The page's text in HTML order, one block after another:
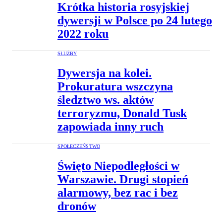
Krótka historia rosyjskiej
dywersji w Polsce po 24 lutego
2022 roku
SŁUŻBY
Dywersja na kolei.
Prokuratura wszczyna
śledztwo ws. aktów
terroryzmu, Donald Tusk
zapowiada inny ruch
SPOŁECZEŃSTWO
Święto Niepodległości w
Warszawie. Drugi stopień
alarmowy, bez rac i bez
dronów